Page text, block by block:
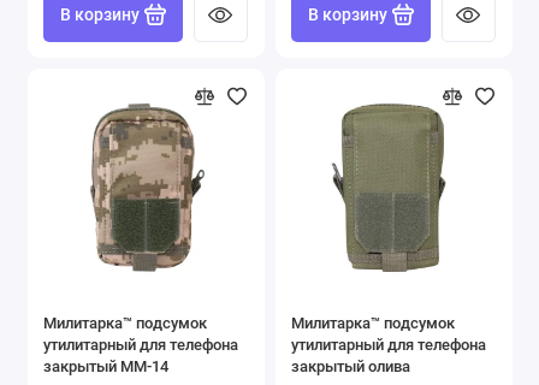
В корзину В корзину
Милитарка™ подсумок
утилитарный для телефона
закрытый ММ-14
Милитарка™ подсумок
утилитарный для телефона
закрытый олива